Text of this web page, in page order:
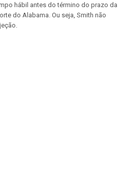
hábil antes do término do prazo da
do Alabama. Ou seja, Smith não